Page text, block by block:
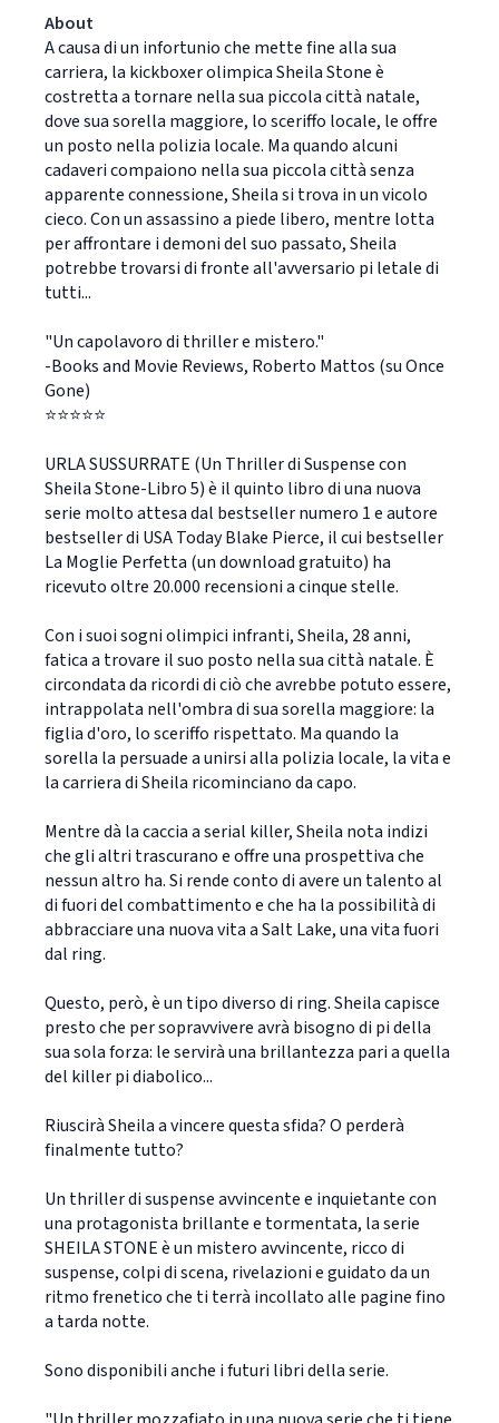
About
A causa di un infortunio che mette fine alla sua
carriera, la kickboxer olimpica Sheila Stone è
costretta a tornare nella sua piccola città natale,
dove sua sorella maggiore, lo sceriffo locale, le offre
un posto nella polizia locale. Ma quando alcuni
cadaveri compaiono nella sua piccola città senza
apparente connessione, Sheila si trova in un vicolo
cieco. Con un assassino a piede libero, mentre lotta
per affrontare i demoni del suo passato, Sheila
potrebbe trovarsi di fronte all'avversario pi letale di
tutti...
"Un capolavoro di thriller e mistero."
-Books and Movie Reviews, Roberto Mattos (su Once
Gone)
⭐⭐⭐⭐⭐
URLA SUSSURRATE (Un Thriller di Suspense con
Sheila Stone-Libro 5) è il quinto libro di una nuova
serie molto attesa dal bestseller numero 1 e autore
bestseller di USA Today Blake Pierce, il cui bestseller
La Moglie Perfetta (un download gratuito) ha
ricevuto oltre 20.000 recensioni a cinque stelle.
Con i suoi sogni olimpici infranti, Sheila, 28 anni,
fatica a trovare il suo posto nella sua città natale. È
circondata da ricordi di ciò che avrebbe potuto essere,
intrappolata nell'ombra di sua sorella maggiore: la
figlia d'oro, lo sceriffo rispettato. Ma quando la
sorella la persuade a unirsi alla polizia locale, la vita e
la carriera di Sheila ricominciano da capo.
Mentre dà la caccia a serial killer, Sheila nota indizi
che gli altri trascurano e offre una prospettiva che
nessun altro ha. Si rende conto di avere un talento al
di fuori del combattimento e che ha la possibilità di
abbracciare una nuova vita a Salt Lake, una vita fuori
dal ring.
Questo, però, è un tipo diverso di ring. Sheila capisce
presto che per sopravvivere avrà bisogno di pi della
sua sola forza: le servirà una brillantezza pari a quella
del killer pi diabolico...
Riuscirà Sheila a vincere questa sfida? O perderà
finalmente tutto?
Un thriller di suspense avvincente e inquietante con
una protagonista brillante e tormentata, la serie
SHEILA STONE è un mistero avvincente, ricco di
suspense, colpi di scena, rivelazioni e guidato da un
ritmo frenetico che ti terrà incollato alle pagine fino
a tarda notte.
Sono disponibili anche i futuri libri della serie.